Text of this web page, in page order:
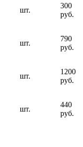
шт.
300
руб.
шт.
790
руб.
шт.
1200
руб.
шт.
440
руб.